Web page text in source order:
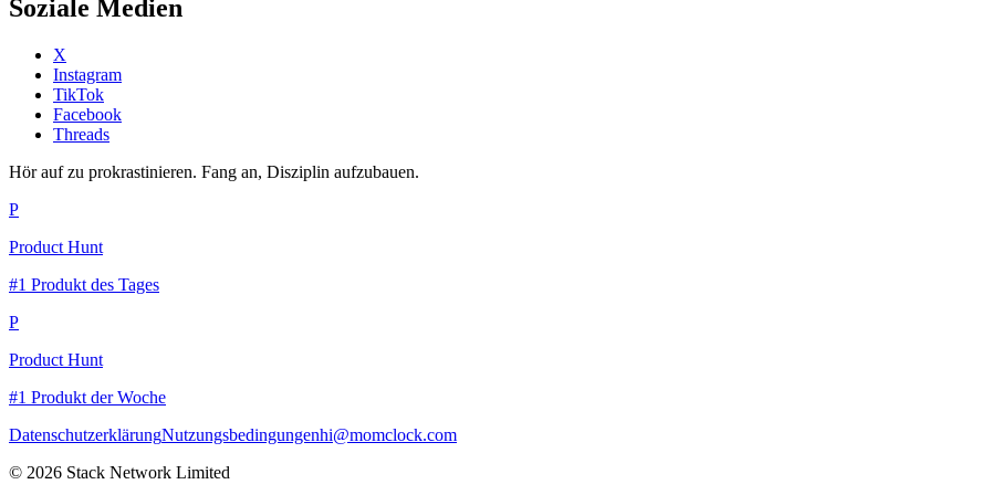
Soziale Medien
X
Instagram
TikTok
Facebook
Threads
Hör auf zu prokrastinieren. Fang an, Disziplin aufzubauen.
P
Product Hunt
#1 Produkt des Tages
P
Product Hunt
#1 Produkt der Woche
DatenschutzerklärungNutzungsbedingungenhi@momclock.com
© 2026 Stack Network Limited